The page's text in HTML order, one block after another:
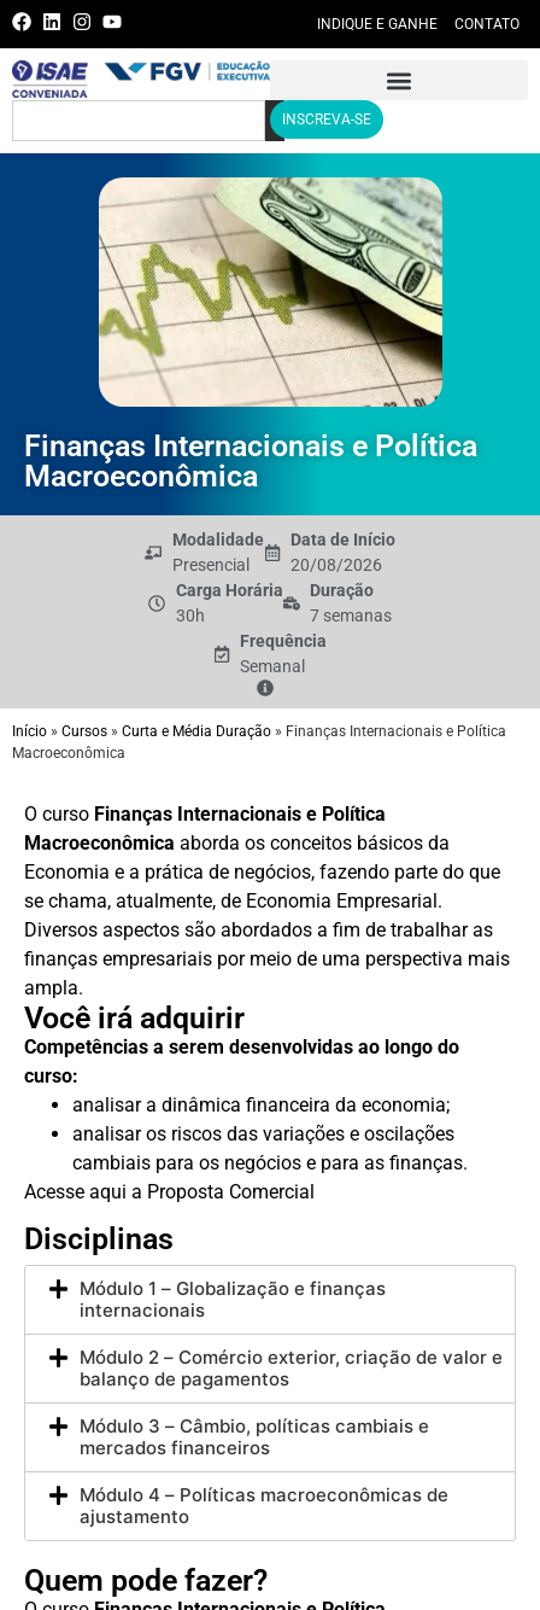
INDIQUE E GANHE CONTATO
INSCREVA-SE
Finanças Internacionais e Política
Macroeconômica
Modalidade
Presencial
Data de Início
20/08/2026
Carga Horária
30h
Duração
7 semanas
Frequência
Semanal
Início » Cursos » Curta e Média Duração » Finanças Internacionais e Política
Macroeconômica
O curso Finanças Internacionais e Política
Macroeconômica aborda os conceitos básicos da
Economia e a prática de negócios, fazendo parte do que
se chama, atualmente, de Economia Empresarial.
Diversos aspectos são abordados a fim de trabalhar as
finanças empresariais por meio de uma perspectiva mais
ampla.
Você irá adquirir
Competências a serem desenvolvidas ao longo do
curso:
analisar a dinâmica financeira da economia;
analisar os riscos das variações e oscilações
cambiais para os negócios e para as finanças.
Acesse aqui a Proposta Comercial
Disciplinas
Módulo 1 – Globalização e finanças
internacionais
Módulo 2 – Comércio exterior, criação de valor e
balanço de pagamentos
Módulo 3 – Câmbio, políticas cambiais e
mercados financeiros
Módulo 4 – Políticas macroeconômicas de
ajustamento
Quem pode fazer?